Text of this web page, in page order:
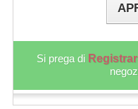
Si prega di